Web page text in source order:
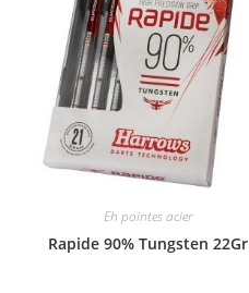
Eh pointes acier
Rapide 90% Tungsten 22Gr